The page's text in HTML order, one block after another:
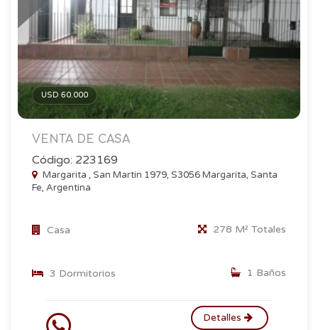
USD 60.000
VENTA DE CASA
Código: 223169
Margarita , San Martin 1979, S3056 Margarita, Santa
Fe, Argentina
Casa 278 M² Totales
3 Dormitorios 1 Baños
Detalles